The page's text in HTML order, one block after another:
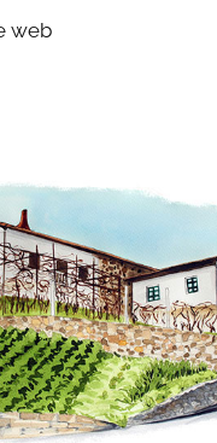
web